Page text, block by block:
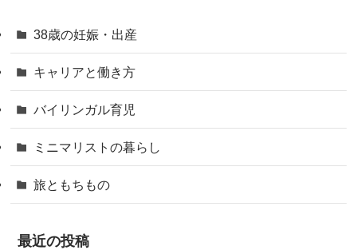
38歳の妊娠・出産
キャリアと働き方
バイリンガル育児
ミニマリストの暮らし
旅ともちもの
最近の投稿